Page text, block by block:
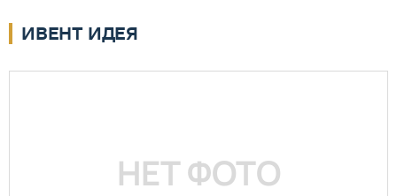
ИВЕНТ ИДЕЯ
НЕТ ФОТО